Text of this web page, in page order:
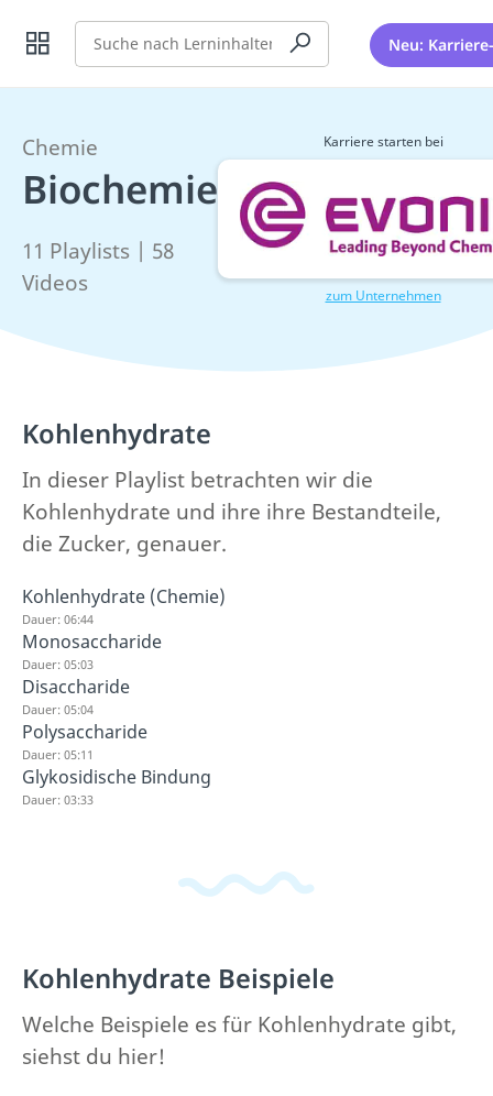
Suche Neu:
Chemie
Biochemie
11 Playlists | 58
Videos
Karriere starten bei
zum Unternehmen
Kohlenhydrate
In dieser Playlist betrachten wir die
Kohlenhydrate und ihre ihre Bestandteile,
die Zucker, genauer.
Kohlenhydrate (Chemie)
Dauer: 06:44
Monosaccharide
Dauer: 05:03
Disaccharide
Dauer: 05:04
Polysaccharide
Dauer: 05:11
Glykosidische Bindung
Dauer: 03:33
Kohlenhydrate Beispiele
Welche Beispiele es für Kohlenhydrate gibt,
siehst du hier!